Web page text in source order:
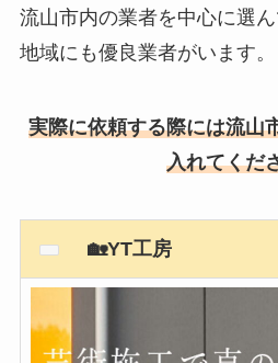
流山市内の業者を中心に選
地域にも優良業者がいます。
実際に依頼する際には流山
入れてくだ
🏡YT工房